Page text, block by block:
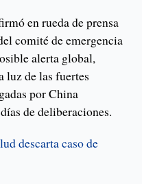
en rueda de prensa
comité de emergencia
alerta global,
luz de las fuertes
por China
de deliberaciones.
descarta caso de